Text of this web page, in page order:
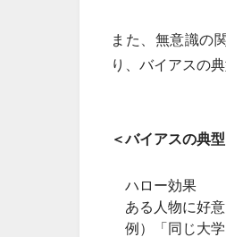
また、無意識の
り、バイアスの
＜バイアスの典
ハロー効果
ある人物に好
例）「同じ大